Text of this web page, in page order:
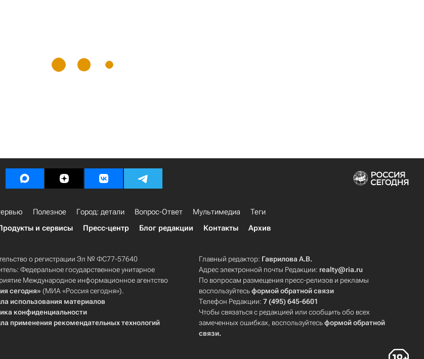
Полезное Город: детали Вопрос-Ответ Мультимедиа
Теги
и сервисы Пресс-центр Блог редакции Контакты Архив
о регистрации Эл № ФС77-57640
Федеральное государственное унитарное
Международное информационное агентство
сегодня» (МИА «Россия сегодня»).
использования материалов
конфиденциальности
применения рекомендательных технологий
Главный редактор: Гаврилова А.В.
Адрес электронной почты Редакции: realty@ria.ru
По вопросам размещения пресс-релизов и рекламы
воспользуйтесьформой обратной связи
Телефон Редакции:7 (495) 645-6601
Чтобы связаться с редакцией или сообщить обо всех
замеченных ошибках, воспользуйтесьформой обратной
связи.